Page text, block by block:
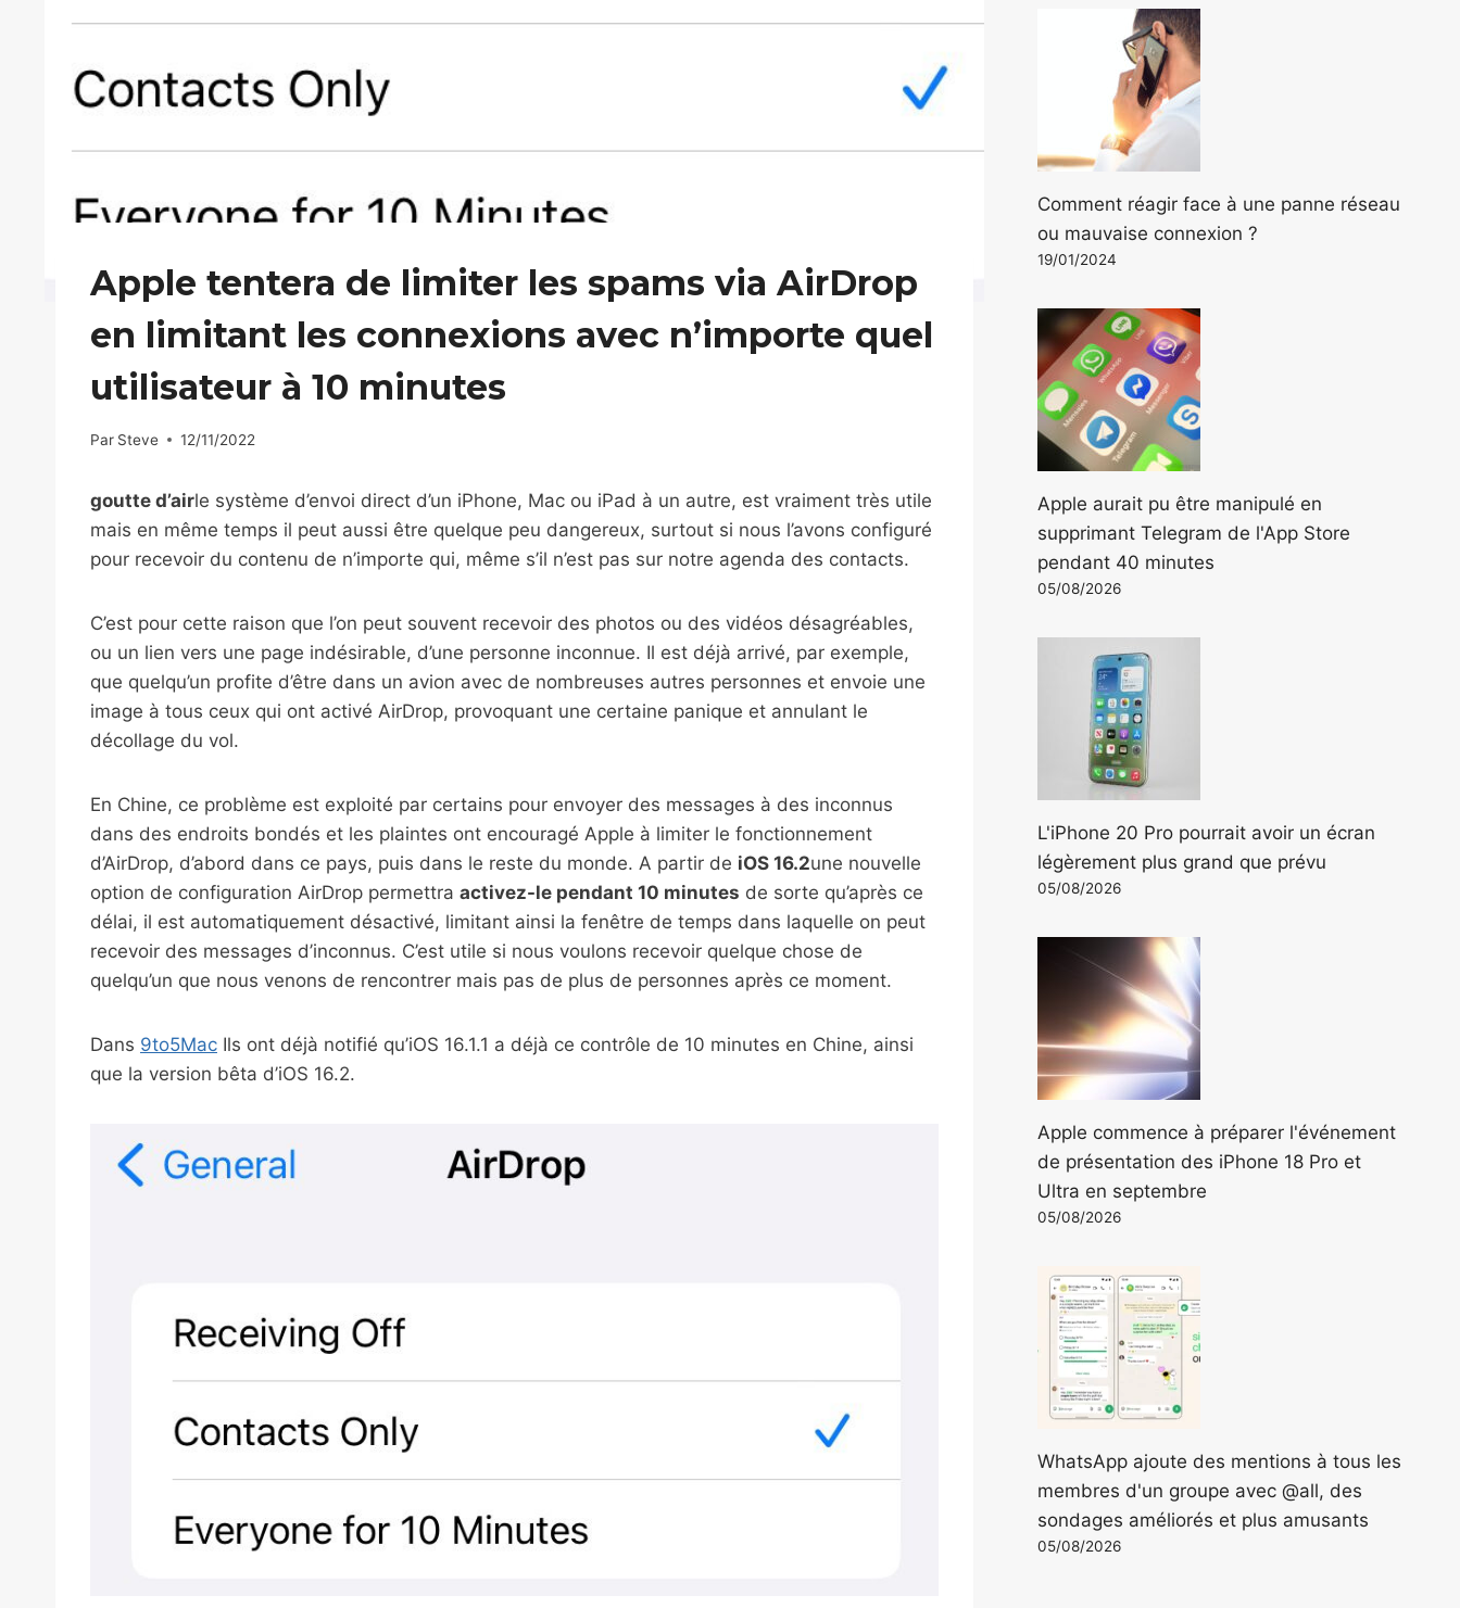
Apple tentera de limiter les spams via AirDrop
en limitant les connexions avec n’importe quel
utilisateur à 10 minutes
Par Steve 12/11/2022
goutte d’airle système d’envoi direct d’un iPhone, Mac ou iPad à un autre, est vraiment très utile
mais en même temps il peut aussi être quelque peu dangereux, surtout si nous l’avons configuré
pour recevoir du contenu de n’importe qui, même s’il n’est pas sur notre agenda des contacts.
C’est pour cette raison que l’on peut souvent recevoir des photos ou des vidéos désagréables,
ou un lien vers une page indésirable, d’une personne inconnue. Il est déjà arrivé, par exemple,
que quelqu’un profite d’être dans un avion avec de nombreuses autres personnes et envoie une
image à tous ceux qui ont activé AirDrop, provoquant une certaine panique et annulant le
décollage du vol.
En Chine, ce problème est exploité par certains pour envoyer des messages à des inconnus
dans des endroits bondés et les plaintes ont encouragé Apple à limiter le fonctionnement
d’AirDrop, d’abord dans ce pays, puis dans le reste du monde. A partir de iOS 16.2une nouvelle
option de configuration AirDrop permettra activez-le pendant 10 minutes de sorte qu’après ce
délai, il est automatiquement désactivé, limitant ainsi la fenêtre de temps dans laquelle on peut
recevoir des messages d’inconnus. C’est utile si nous voulons recevoir quelque chose de
quelqu’un que nous venons de rencontrer mais pas de plus de personnes après ce moment.
Dans 9to5Mac Ils ont déjà notifié qu’iOS 16.1.1 a déjà ce contrôle de 10 minutes en Chine, ainsi
que la version bêta d’iOS 16.2.
Comment réagir face à une panne réseau
ou mauvaise connexion ?
19/01/2024
Apple aurait pu être manipulé en
supprimant Telegram de l'App Store
pendant 40 minutes
05/08/2026
L'iPhone 20 Pro pourrait avoir un écran
légèrement plus grand que prévu
05/08/2026
Apple commence à préparer l'événement
de présentation des iPhone 18 Pro et
Ultra en septembre
05/08/2026
WhatsApp ajoute des mentions à tous les
membres d'un groupe avec @all, des
sondages améliorés et plus amusants
05/08/2026